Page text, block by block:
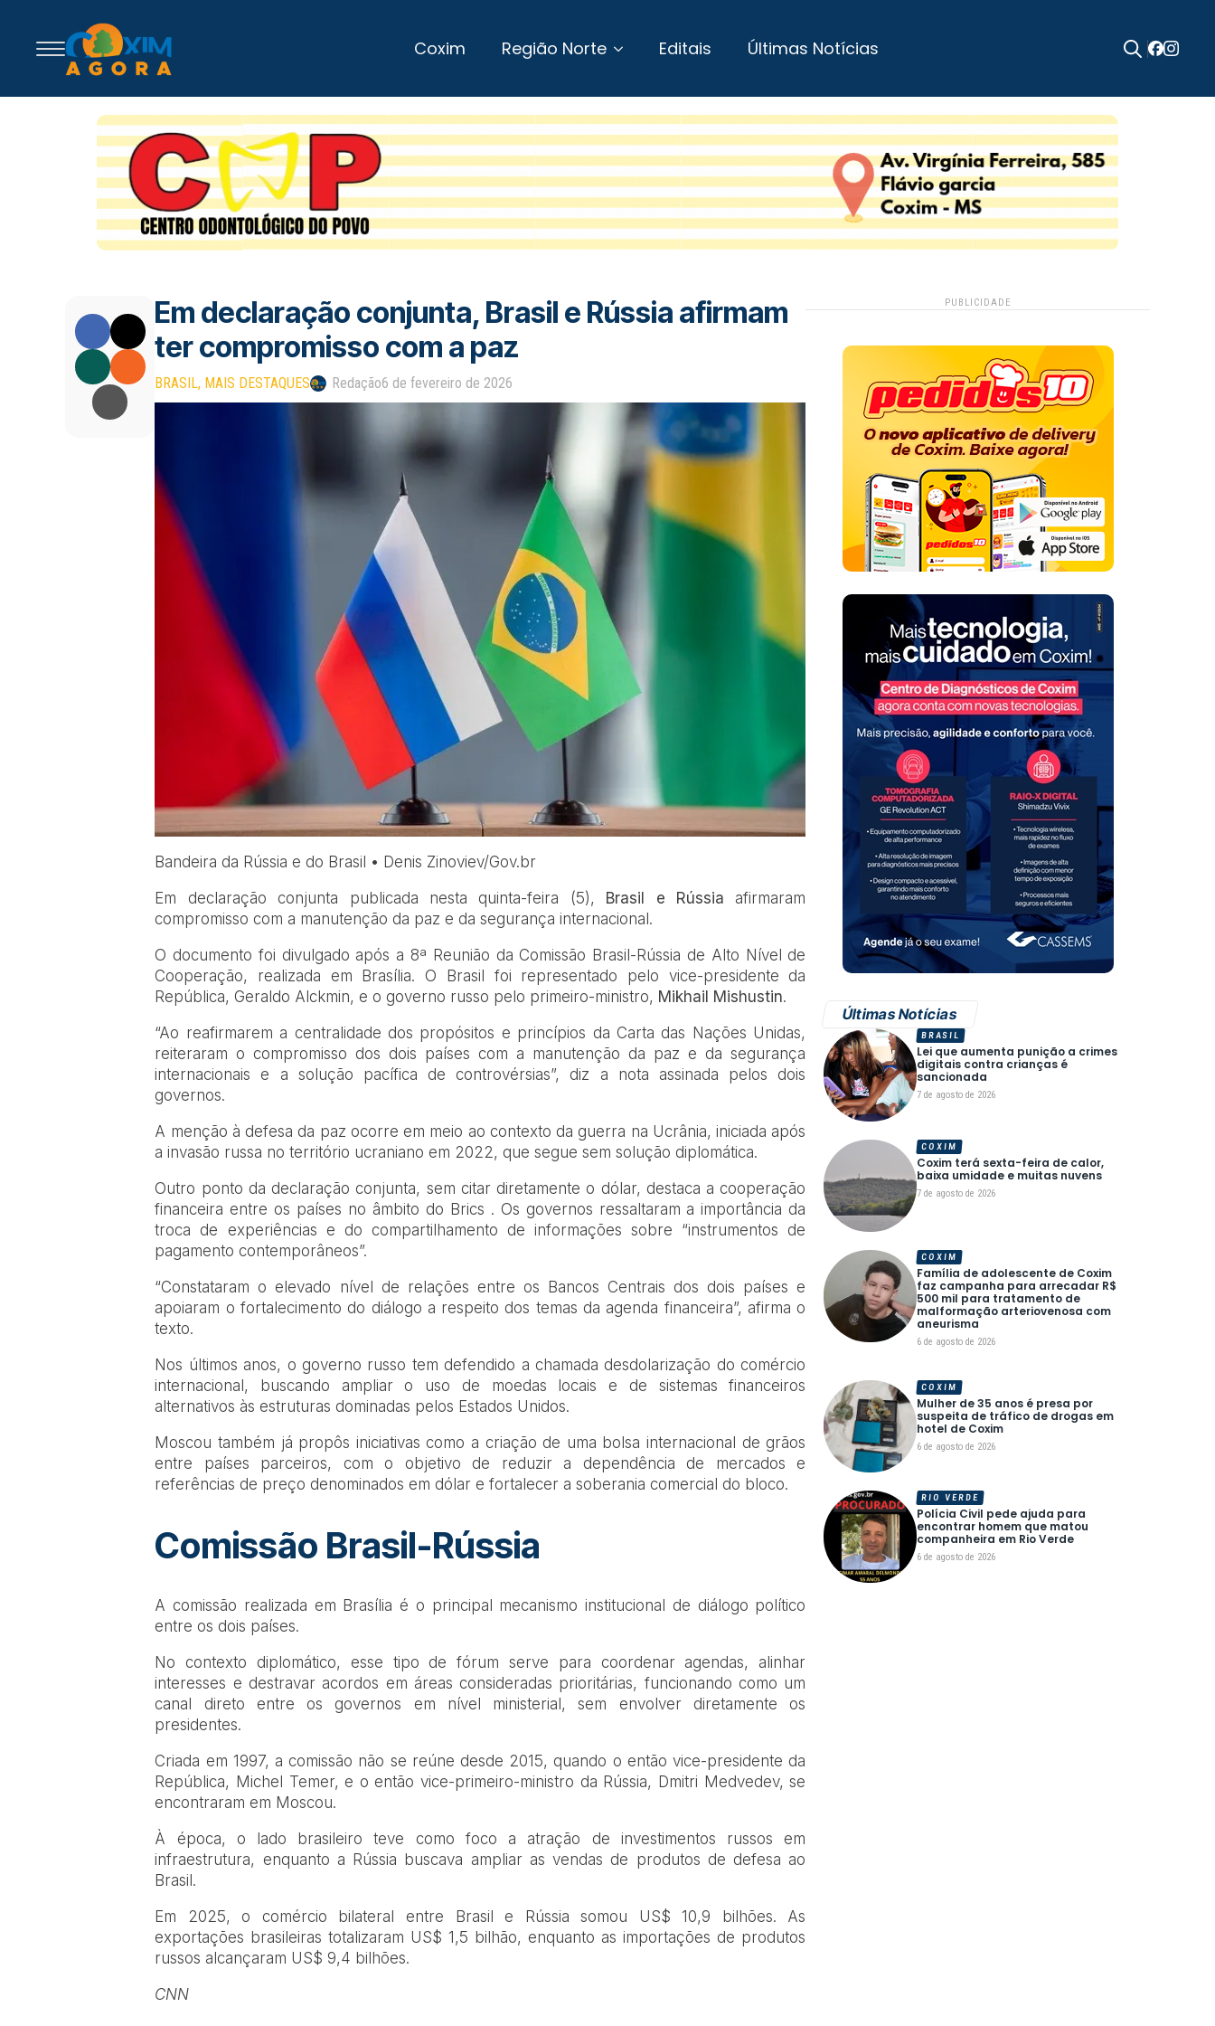
Coxim Região Norte Editais Últimas Notícias
Em declaração conjunta, Brasil e Rússia afirmam
ter compromisso com a paz
BRASIL MAIS DESTAQUES Redação6 de fevereiro de 2026
Bandeira da Rússia e do Brasil • Denis Zinoviev/Gov.br
Em declaração conjunta publicada nesta quinta-feira (5), Brasil e Rússia afirmaram
compromisso com a manutenção da paz e da segurança internacional.
O documento foi divulgado após a 8ª Reunião da Comissão Brasil-Rússia de Alto Nível de
Cooperação, realizada em Brasília. O Brasil foi representado pelo vice-presidente da
República, Geraldo Alckmin, e o governo russo pelo primeiro-ministro, Mikhail Mishustin.
“Ao reafirmarem a centralidade dos propósitos e princípios da Carta das Nações Unidas,
reiteraram o compromisso dos dois países com a manutenção da paz e da segurança
internacionais e a solução pacífica de controvérsias”, diz a nota assinada pelos dois
governos.
A menção à defesa da paz ocorre em meio ao contexto da guerra na Ucrânia, iniciada após
a invasão russa no território ucraniano em 2022, que segue sem solução diplomática.
Outro ponto da declaração conjunta, sem citar diretamente o dólar, destaca a cooperação
financeira entre os países no âmbito do Brics . Os governos ressaltaram a importância da
troca de experiências e do compartilhamento de informações sobre “instrumentos de
pagamento contemporâneos”.
“Constataram o elevado nível de relações entre os Bancos Centrais dos dois países e
apoiaram o fortalecimento do diálogo a respeito dos temas da agenda financeira”, afirma o
texto.
Nos últimos anos, o governo russo tem defendido a chamada desdolarização do comércio
internacional, buscando ampliar o uso de moedas locais e de sistemas financeiros
alternativos às estruturas dominadas pelos Estados Unidos.
Moscou também já propôs iniciativas como a criação de uma bolsa internacional de grãos
entre países parceiros, com o objetivo de reduzir a dependência de mercados e
referências de preço denominados em dólar e fortalecer a soberania comercial do bloco.
Comissão Brasil-Rússia
A comissão realizada em Brasília é o principal mecanismo institucional de diálogo político
entre os dois países.
No contexto diplomático, esse tipo de fórum serve para coordenar agendas, alinhar
interesses e destravar acordos em áreas consideradas prioritárias, funcionando como um
canal direto entre os governos em nível ministerial, sem envolver diretamente os
presidentes.
Criada em 1997, a comissão não se reúne desde 2015, quando o então vice-presidente da
República, Michel Temer, e o então vice-primeiro-ministro da Rússia, Dmitri Medvedev, se
encontraram em Moscou.
À época, o lado brasileiro teve como foco a atração de investimentos russos em
infraestrutura, enquanto a Rússia buscava ampliar as vendas de produtos de defesa ao
Brasil.
Em 2025, o comércio bilateral entre Brasil e Rússia somou US$ 10,9 bilhões. As
exportações brasileiras totalizaram US$ 1,5 bilhão, enquanto as importações de produtos
russos alcançaram US$ 9,4 bilhões.
CNN
PUBLICIDADE
Últimas Notícias
Lei que aumenta punição a crimes
digitais contra crianças é
sancionada
7 de agosto de 2026
BRASIL
Coxim terá sexta-feira de calor,
baixa umidade e muitas nuvens
7 de agosto de 2026
COXIM
Família de adolescente de Coxim
faz campanha para arrecadar R$
500 mil para tratamento de
malformação arteriovenosa com
aneurisma
6 de agosto de 2026
COXIM
Mulher de 35 anos é presa por
suspeita de tráfico de drogas em
hotel de Coxim
6 de agosto de 2026
COXIM
Polícia Civil pede ajuda para
encontrar homem que matou
companheira em Rio Verde
6 de agosto de 2026
RIO VERDE